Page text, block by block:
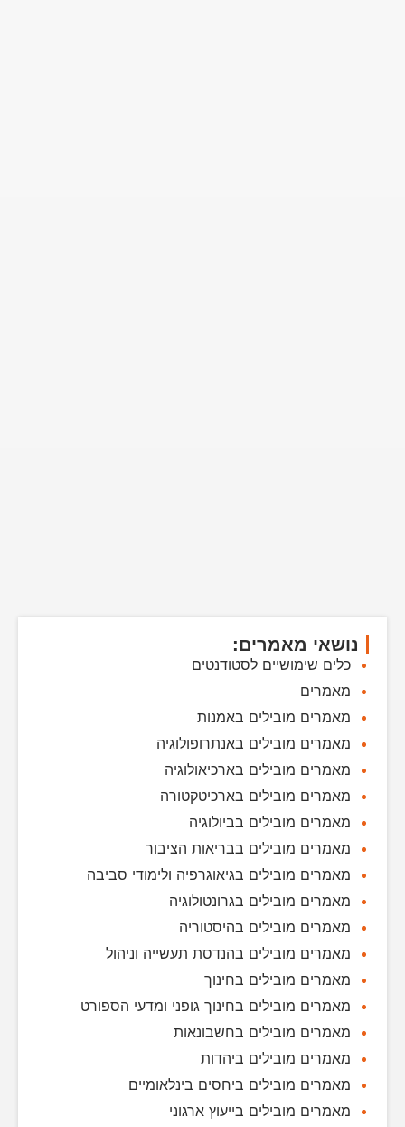
נושאי מאמרים:
כלים שימושיים לסטודנטים
מאמרים
מאמרים מובילים באמנות
מאמרים מובילים באנתרופולוגיה
מאמרים מובילים בארכיאולוגיה
מאמרים מובילים בארכיטקטורה
מאמרים מובילים בביולוגיה
מאמרים מובילים בבריאות הציבור
מאמרים מובילים בגיאוגרפיה ולימודי סביבה
מאמרים מובילים בגרונטולוגיה
מאמרים מובילים בהיסטוריה
מאמרים מובילים בהנדסת תעשייה וניהול
מאמרים מובילים בחינוך
מאמרים מובילים בחינוך גופני ומדעי הספורט
מאמרים מובילים בחשבונאות
מאמרים מובילים ביהדות
מאמרים מובילים ביחסים בינלאומיים
מאמרים מובילים בייעוץ ארגוני